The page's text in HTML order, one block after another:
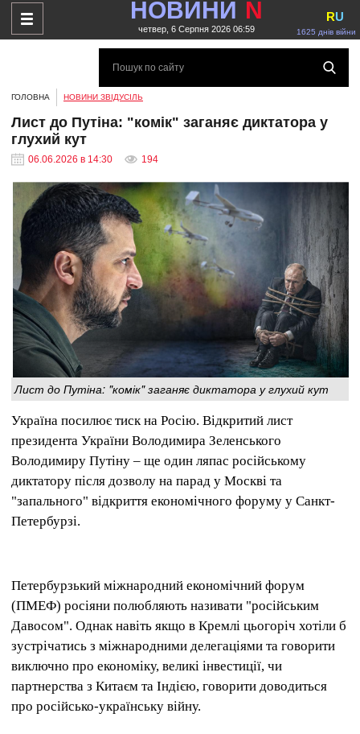
НОВИНИ N
четвер, 6 Серпня 2026 06:59 1625 днів війни
RU
ГОЛОВНА НОВИНИ ЗВІДУСІЛЬ
Лист до Путіна: "комік" заганяє диктатора у
глухий кут
06.06.2026 в 14:30 194
Лист до Путіна: "комік" заганяє диктатора у глухий кут
Україна посилює тиск на Росію. Відкритий лист
президента України Володимира Зеленського
Володимиру Путіну – ще один ляпас російському
диктатору після дозволу на парад у Москві та
"запального" відкриття економічного форуму у Санкт-
Петербурзі.
Петербурзький міжнародний економічний форум
(ПМЕФ) росіяни полюбляють називати "російським
Давосом". Однак навіть якщо в Кремлі цьогоріч хотіли б
зустрічатись з міжнародними делегаціями та говорити
виключно про економіку, великі інвестиції, чи
партнерства з Китаєм та Індією, говорити доводиться
про російсько-українську війну.